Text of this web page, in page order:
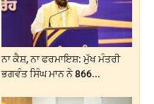
ਨਾ ਕੈਸ਼, ਨਾ ਫਰਮਾਇਸ਼: ਮੁੱਖ ਮੰਤਰੀ
ਭਗਵੰਤ ਸਿੰਘ ਮਾਨ ਨੇ 866...